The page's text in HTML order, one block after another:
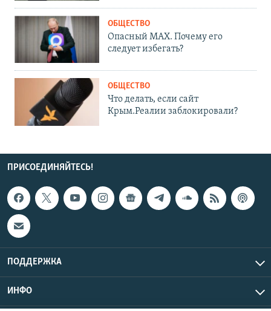
ОБЩЕСТВО
Опасный MAX. Почему его
следует избегать?
ОБЩЕСТВО
Что делать, если сайт
Крым.Реалии заблокировали?
ПРИСОЕДИНЯЙТЕСЬ!
ПОДДЕРЖКА
ИНФО